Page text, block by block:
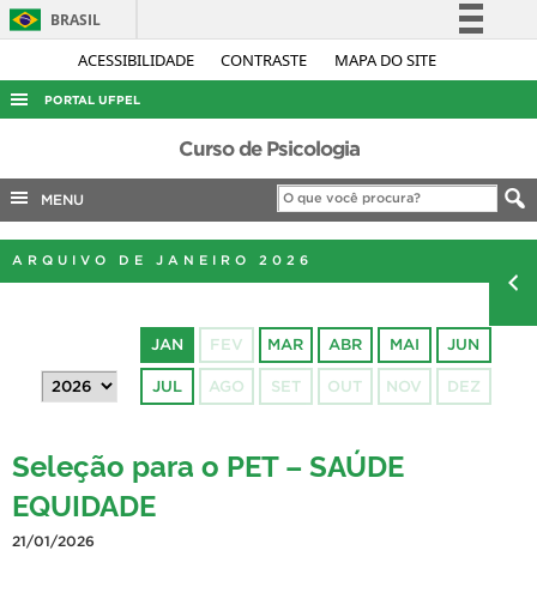
ACESSIBILIDADE CONTRASTE MAPA DO SITE
BRASIL
Simplifique!
Acesso à informação
Legislação
Canais
PORTAL UFPEL
ACESSO À INFORMAÇÃO
AUDITORIA
COBALTO
CONCURSOS
OUVIDORIA
TELEFONES
Curso de Psicologia
MENU
ARQUIVO DE JANEIRO 2026
JAN FEV MAR ABR MAI JUN
JUL AGO SET OUT NOV DEZ
Seleção para o PET – SAÚDE
EQUIDADE
21/01/2026